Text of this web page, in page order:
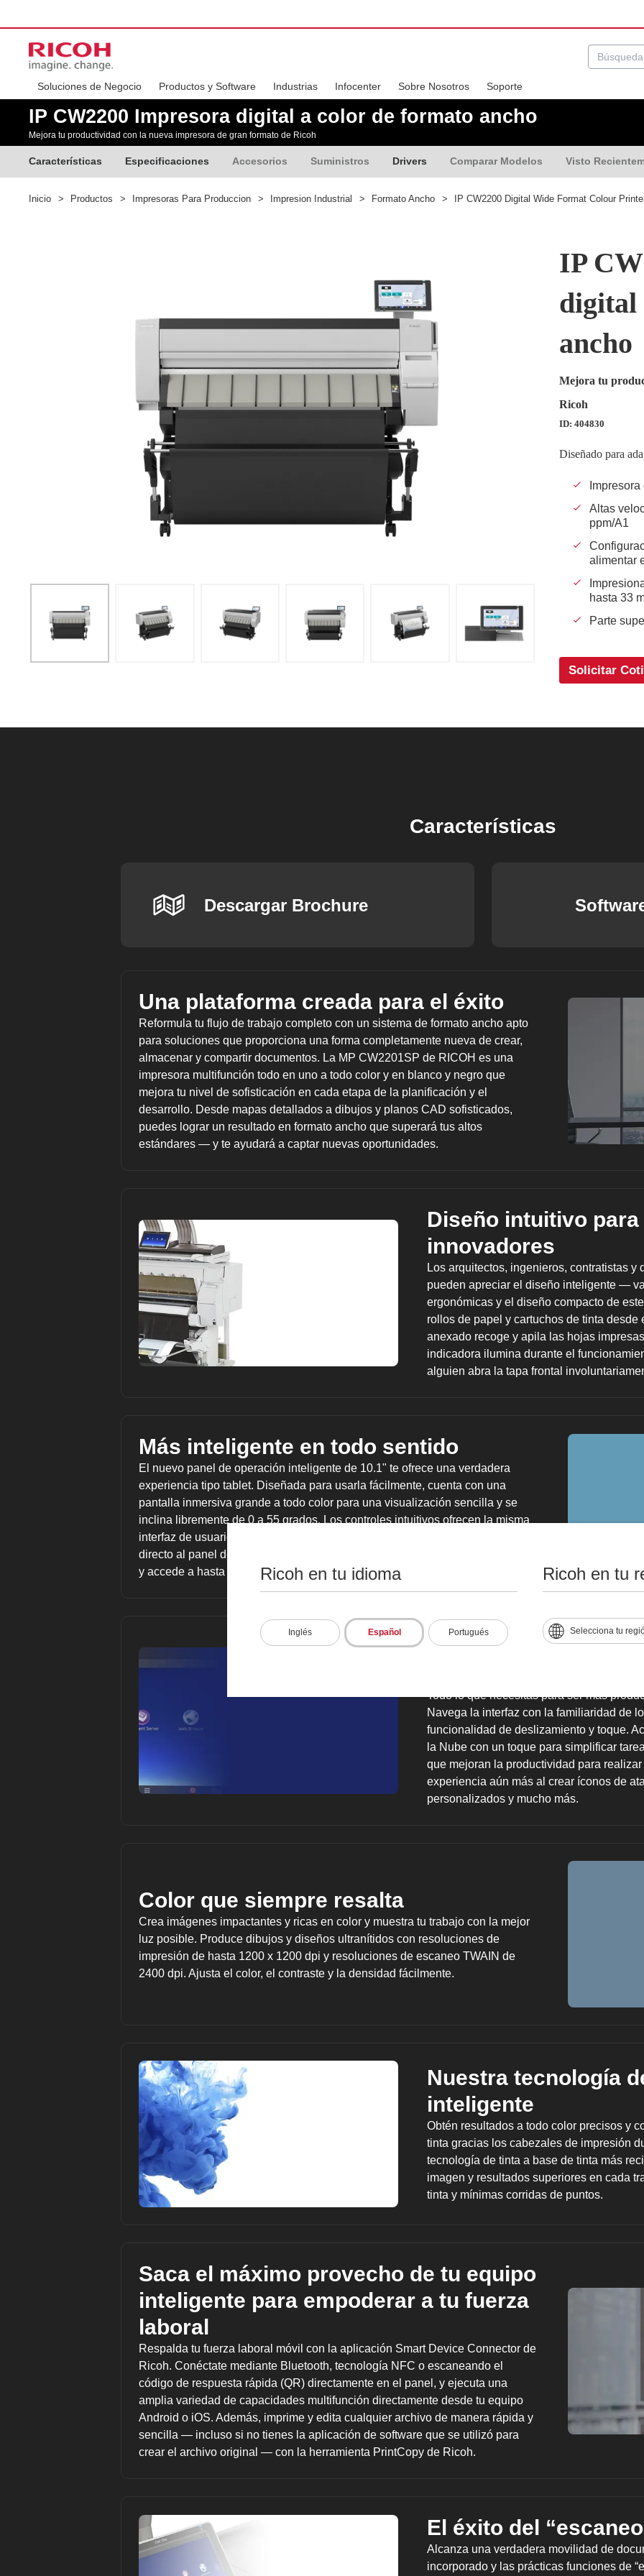
Ricoh en tu idioma
Inglés Español Portugués
Ricoh en tu
Selecciona tu
Soluciones de Negocio Productos y Software Industrias Infocenter Sobre Nosotros Soporte
IP CW2200 Impresora digital a color de formato ancho
Mejora tu productividad con la nueva impresora de gran formato de Ricoh
Características Especificaciones Accesorios Suministros Drivers Comparar Modelos Visto
Inicio > Productos > Impresoras Para Produccion > Impresion Industrial > Formato Ancho > IP CW2200 Digital Wide Format Colour
IP
digital
ancho
Mejora tu
Ricoh
ID: 404830
Diseñado para
Altas
ppm/A1
alimentar
hasta 33
Parte
Solicitar
Características
Descargar Brochure
Una plataforma creada para el éxito
Reformula tu flujo de trabajo completo con un sistema de formato ancho apto
para soluciones que proporciona una forma completamente nueva de crear,
almacenar y compartir documentos. La MP CW2201SP de RICOH es una
impresora multifunción todo en uno a todo color y en blanco y negro que
mejora tu nivel de sofisticación en cada etapa de la planificación y el
desarrollo. Desde mapas detallados a dibujos y planos CAD sofisticados,
puedes lograr un resultado en formato ancho que superará tus altos
estándares — y te ayudará a captar nuevas oportunidades.
Diseño intuitivo
innovadores
Los arquitectos, ingenieros, contratistas
pueden apreciar el diseño inteligente —
ergonómicas y el diseño compacto de
rollos de papel y cartuchos de tinta desde
anexado recoge y apila las hojas
indicadora ilumina durante el
alguien abra la tapa frontal
Más inteligente en todo sentido
El nuevo panel de operación inteligente de 10.1" te ofrece una verdadera
experiencia tipo tablet. Diseñada para usarla fácilmente, cuenta con una
pantalla inmersiva grande a todo color para una visualización sencilla y se
inclina libremente de 0 a 55 grados. Los controles intuitivos ofrecen la misma
interfaz de usuario que las MFP para oficinas generales de Ricoh. Camina
directo al panel de control, inicia sesión con el lector de tarjetas NFC opcional
y accede a hasta tres mil archivos almacenados en el servidor de documentos.
Una interfaz de
Todo lo que necesitas para ser más
Navega la interfaz con la familiaridad de
funcionalidad de deslizamiento y toque.
la Nube con un toque para simplificar
que mejoran la productividad para
experiencia aún más al crear íconos de
personalizados y mucho más.
Color que siempre resalta
Crea imágenes impactantes y ricas en color y muestra tu trabajo con la mejor
luz posible. Produce dibujos y diseños ultranítidos con resoluciones de
impresión de hasta 1200 x 1200 dpi y resoluciones de escaneo TWAIN de
2400 dpi. Ajusta el color, el contraste y la densidad fácilmente.
Nuestra tecnología
inteligente
Obtén resultados a todo color precisos y
tinta gracias los cabezales de impresión
tecnología de tinta a base de tinta más
imagen y resultados superiores en cada
tinta y mínimas corridas de puntos.
Saca el máximo provecho de tu equipo
inteligente para empoderar a tu fuerza
laboral
Respalda tu fuerza laboral móvil con la aplicación Smart Device Connector de
Ricoh. Conéctate mediante Bluetooth, tecnología NFC o escaneando el
código de respuesta rápida (QR) directamente en el panel, y ejecuta una
amplia variedad de capacidades multifunción directamente desde tu equipo
Android o iOS. Además, imprime y edita cualquier archivo de manera rápida y
sencilla — incluso si no tienes la aplicación de software que se utilizó para
crear el archivo original — con la herramienta PrintCopy de Ricoh.
El éxito del
Alcanza una verdadera movilidad de
incorporado y las prácticas funciones de